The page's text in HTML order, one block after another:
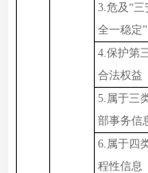
3.危及“三
全一稳定”
4.保护第
合法权益
5.属于三
部事务信
6.属于四
程性信息